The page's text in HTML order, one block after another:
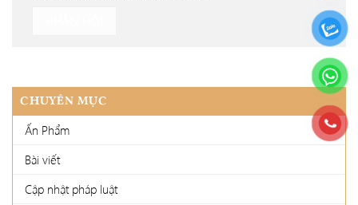
CHUYÊN MỤC
Ấn Phẩm
Bài viết
Cập nhật pháp luật